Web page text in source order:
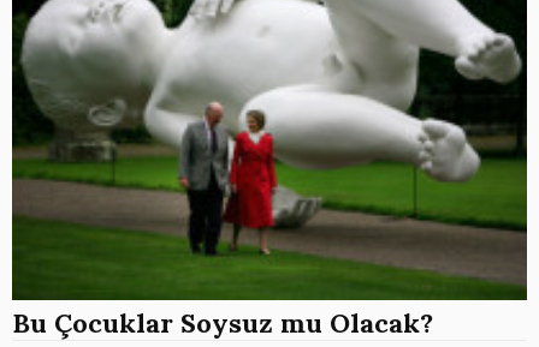
Bu Çocuklar Soysuz mu Olacak?